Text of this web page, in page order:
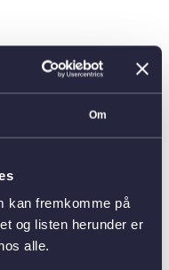
Om
kan fremkomme på
og listen herunder er
alle.